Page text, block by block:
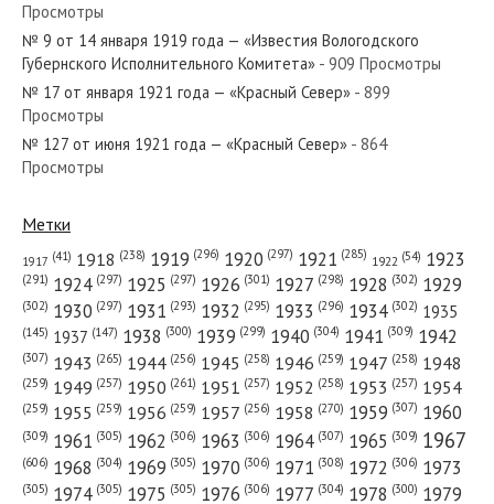
№ 19 от января 1963 года — «Красный Север»
№ 174 от июля 1965 года — «Красный Север»
№ 52 от марта 1926 года — «Красный Север»
№ 167 от августа 1943 года — «Красный Север»
Просмотры
№ 9 от 14 января 1919 года — «Известия Вологодского
Губернского Исполнительного Комитета» - 909 Просмотры
№ 17 от января 1921 года — «Красный Север» - 899
Просмотры
№ 127 от июня 1921 года — «Красный Север» - 864
Просмотры
Метки
1917 (41) 1918 (238) 1919 (296) 1920 (297) 1921 (285) 1922 (54) 1923
(291) 1924 (297) 1925 (297) 1926 (301) 1927 (298) 1928 (302) 1929
(302) 1930 (297) 1931 (293) 1932 (295) 1933 (296) 1934 (302) 1935
(145) 1937 (147) 1938 (300) 1939 (299) 1940 (304) 1941 (309) 1942
(307) 1943 (265) 1944 (256) 1945 (258) 1946 (259) 1947 (258) 1948
(259) 1949 (257) 1950 (261) 1951 (257) 1952 (258) 1953 (257) 1954
(259) 1955 (259) 1956 (259) 1957 (256) 1958 (270) 1959 (307) 1960
(309) 1961 (305) 1962 (306) 1963 (306) 1964 (307) 1965 (309) 1967
(606) 1968 (304) 1969 (305) 1970 (306) 1971 (308) 1972 (306) 1973
(305) 1974 (305) 1975 (305) 1976 (306) 1977 (304) 1978 (300) 1979